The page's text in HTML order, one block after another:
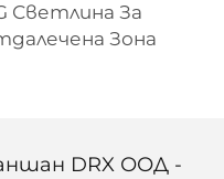
Светлина За
Зона
DRX ООД -